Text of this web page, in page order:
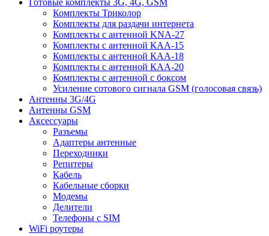
Комплекты Триколор
Комплекты для раздачи интернета
Комплекты с антенной KNA-27
Комплекты с антенной КАА-15
Комплекты с антенной КАА-18
Комплекты с антенной КАА-20
Комплекты с антенной с боксом
Усиление сотового сигнала GSM (голосовая связь)
Антенны 3G/4G
Антенны GSM
Аксессуары
Разъемы
Адаптеры антенные
Переходники
Репитеры
Кабель
Кабельные сборки
Модемы
Делители
Телефоны с SIM
WiFi роутеры